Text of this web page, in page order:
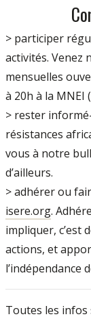
> participer
activités. Venez
mensuelles
à 20h à la MNEI
> rester
résistances
vous à notre
d’ailleurs.
> adhérer ou
isere.org.
impliquer, c’est
actions, et
l’indépendance
Toutes les infos